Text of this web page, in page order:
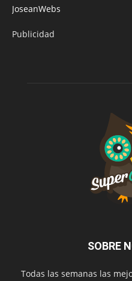
JoseanWebs
Publicidad
SOBRE
Todas las semanas las